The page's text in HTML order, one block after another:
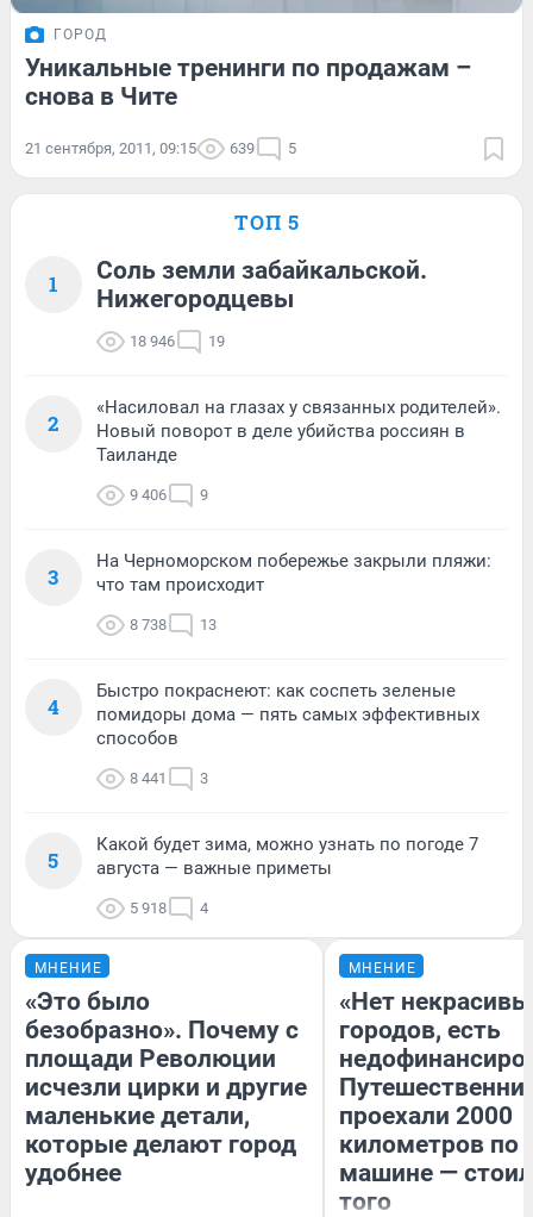
ГОРОД
Уникальные тренинги по продажам –
снова в Чите
21 сентября, 2011, 09:15 639 5
ТОП 5
1
Соль земли забайкальской.
Нижегородцевы
18 946 19
2
«Насиловал на глазах у связанных родителей».
Новый поворот в деле убийства россиян в
Таиланде
9 406 9
3
На Черноморском побережье закрыли пляжи:
что там происходит
8 738 13
4
Быстро покраснеют: как соспеть зеленые
помидоры дома — пять самых эффективных
способов
8 441 3
5
Какой будет зима, можно узнать по погоде 7
августа — важные приметы
5 918 4
МНЕНИЕ
«Это было
безобразно». Почему с
площади Революции
исчезли цирки и другие
маленькие детали,
которые делают город
удобнее
МНЕНИЕ
«Нет
городов, есть
проехали 2000
километров по
машине —
того